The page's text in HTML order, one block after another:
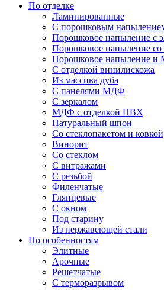
По отделке
Ламинированные
С порошковым
Порошковое напыление с
Порошковое напыление со
Порошковое напыление
С отделкой винилискожа
Из массива дуба
С панелями МДФ
С зеркалом
МДФ с отделкой ПВХ
Натуральный шпон
Со стеклопакетом и ковкой
Винорит
Со стеклом
С витражами
С резьбой
Филенчатые
Глянцевые
С окном
Под старину
Из нержавеющей стали
По особенностям
Элитные
Арочные
Решетчатые
С терморазрывом